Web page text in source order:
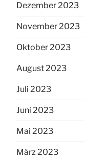
Dezember 2023
November 2023
Oktober 2023
August 2023
Juli 2023
Juni 2023
Mai 2023
März 2023